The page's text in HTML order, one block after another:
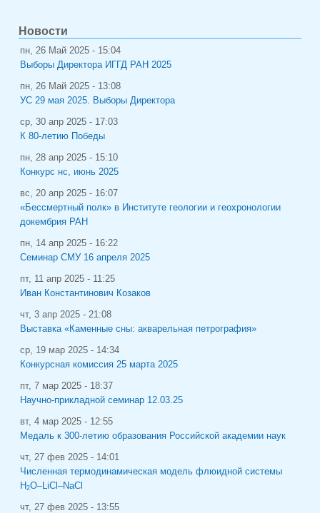
Новости
пн, 26 Май 2025 - 15:04
Выборы Директора ИГГД РАН 2025
пн, 26 Май 2025 - 13:08
УС 29 мая 2025. Выборы Директора
ср, 30 апр 2025 - 17:03
К 80-летию Победы
пн, 28 апр 2025 - 15:10
Конкурс нс, июнь 2025
вс, 20 апр 2025 - 16:07
«Бессмертный полк» в Институте геологии и геохронологии
докембрия РАН
пн, 14 апр 2025 - 16:22
Семинар СМУ 16 апреля 2025
пт, 11 апр 2025 - 11:25
Иван Константинович Козаков
чт, 3 апр 2025 - 21:08
Выставка «Каменные сны: акварельная петрография»
ср, 19 мар 2025 - 14:34
Конкурсная комиссия 25 марта 2025
пт, 7 мар 2025 - 18:37
Научно-прикладной семинар 12.03.25
вт, 4 мар 2025 - 12:55
Медаль к 300-летию образования Российской академии наук
чт, 27 фев 2025 - 14:01
Численная термодинамическая модель флюидной системы
H2O–LiCl–NaCl
чт, 27 фев 2025 - 13:55